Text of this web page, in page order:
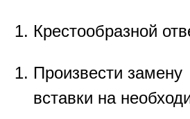
Крестообразной
Произвести замену
вставки на